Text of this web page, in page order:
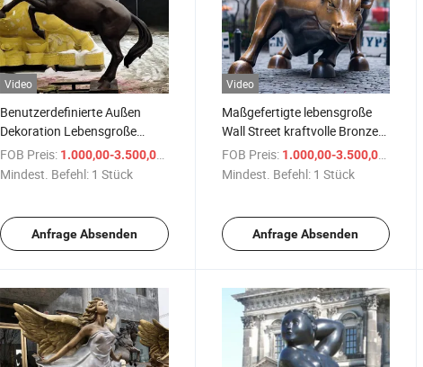
Video
Benutzerdefinierte Außen
Dekoration Lebensgroße
Arabische Pferdestatue
Steigendes Pferd Bronze
FOB Preis: 1.000,00-3.500,00 $
Mindest. Befehl: 1 Stück
Anfrage Absenden
Video
Maßgefertigte lebensgroße
Wall Street kraftvolle Bronze
Botero Stierkampf Skulptur
FOB Preis: 1.000,00-3.500,00 $
Mindest. Befehl: 1 Stück
Anfrage Absenden